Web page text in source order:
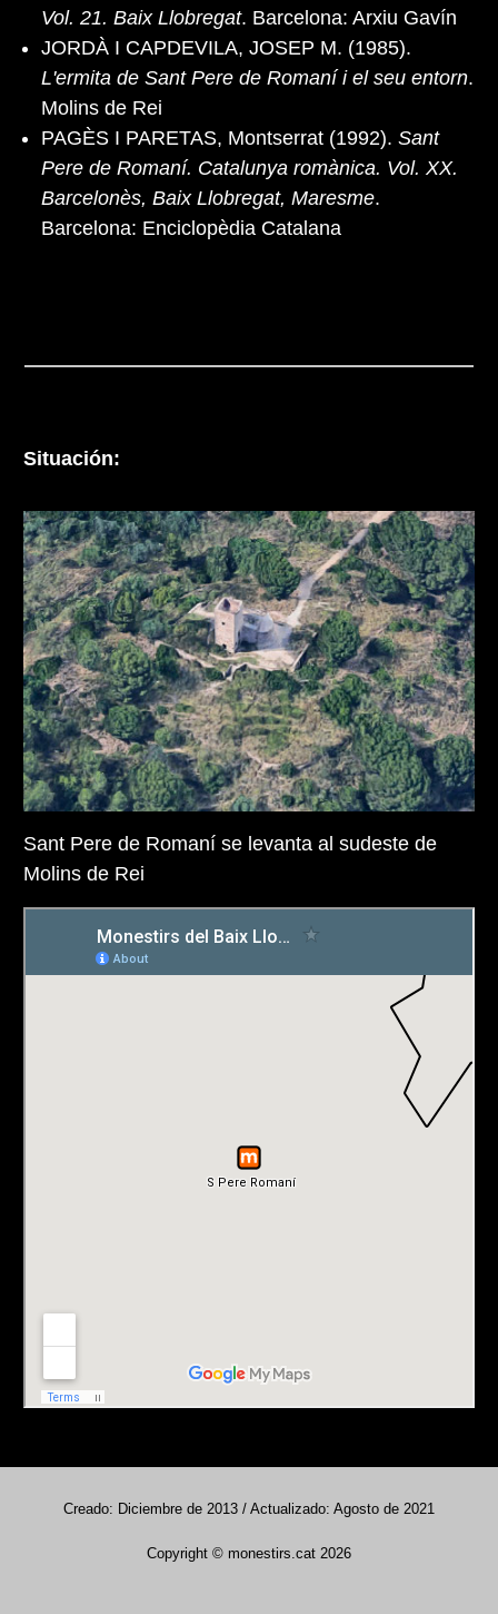
Vol. 21. Baix Llobregat. Barcelona: Arxiu Gavín
JORDÀ I CAPDEVILA, JOSEP M. (1985).
L'ermita de Sant Pere de Romaní i el seu entorn.
Molins de Rei
PAGÈS I PARETAS, Montserrat (1992). Sant
Pere de Romaní. Catalunya romànica. Vol. XX.
Barcelonès, Baix Llobregat, Maresme.
Barcelona: Enciclopèdia Catalana
Situación:
Sant Pere de Romaní se levanta al sudeste de
Molins de Rei
Creado: Diciembre de 2013 / Actualizado: Agosto de 2021